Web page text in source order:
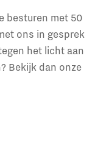
besturen met 50
ons in gesprek
het licht aan
Bekijk dan onze